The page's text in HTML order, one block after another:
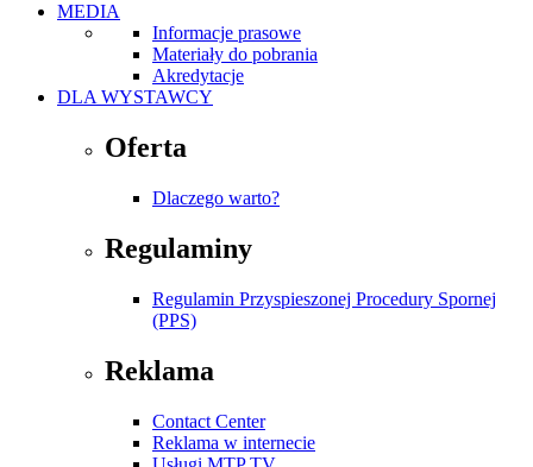
MEDIA
Informacje prasowe
Materiały do pobrania
Akredytacje
DLA WYSTAWCY
Oferta
Dlaczego warto?
Regulaminy
Regulamin Przyspieszonej Procedury Spornej
(PPS)
Reklama
Contact Center
Reklama w internecie